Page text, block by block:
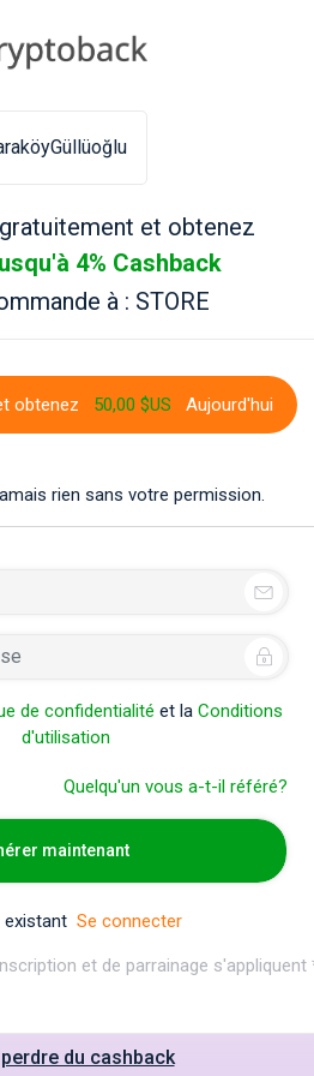
et obtenez
4% Cashback
à : STORE
obtenez 50,00 $US Aujourd'hui
rien sans votre permission.
de confidentialitéet laConditions
d'utilisation
Quelqu'un vous a-t-il référé?
maintenant
existant Se connecter
et de parrainage s'appliquent
du cashback